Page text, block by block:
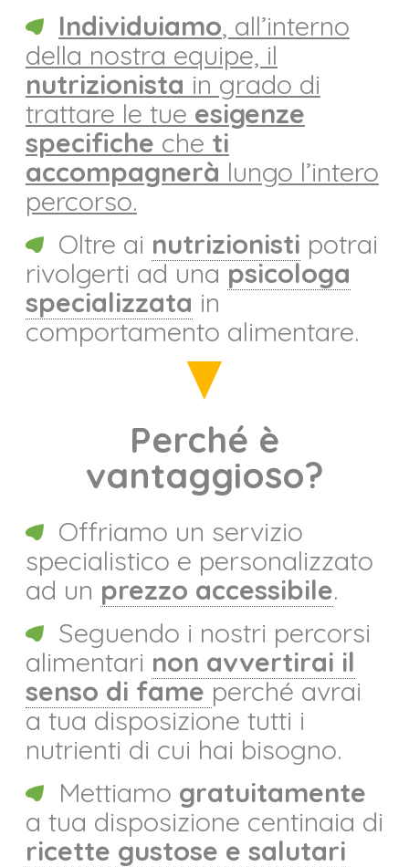
Individuiamo, all’interno
della nostra equipe, il
nutrizionista in grado di
trattare le tue esigenze
specifiche che ti
accompagnerà lungo l’intero
percorso.
Oltre ai nutrizionisti potrai
rivolgerti ad unapsicologa
specializzata in
comportamento alimentare.
Perché è
vantaggioso?
Offriamo un servizio
specialistico e personalizzato
ad un prezzo accessibile.
Seguendo i nostri percorsi
alimentari non avvertirai il
senso di fame perché avrai
a tua disposizione tutti i
nutrienti di cui hai bisogno.
Mettiamo gratuitamente
a tua disposizione centinaia di
ricette gustose e salutari